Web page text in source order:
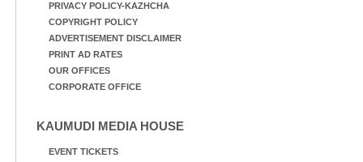
PRIVACY POLICY-KAZHCHA
COPYRIGHT POLICY
ADVERTISEMENT DISCLAIMER
PRINT AD RATES
OUR OFFICES
CORPORATE OFFICE
KAUMUDI MEDIA HOUSE
EVENT TICKETS